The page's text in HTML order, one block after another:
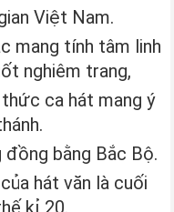
Việt Nam.
mang tính tâm linh
nghiêm trang,
ca hát mang ý
bằng Bắc Bộ.
hát văn là cuối
kỉ 20.